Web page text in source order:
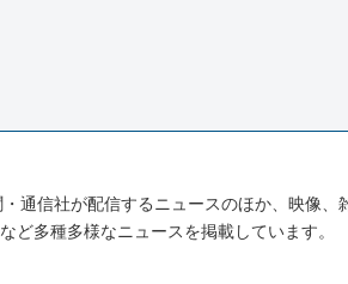
通信社が配信するニュースのほか、映像、
ど多種多様なニュースを掲載しています。